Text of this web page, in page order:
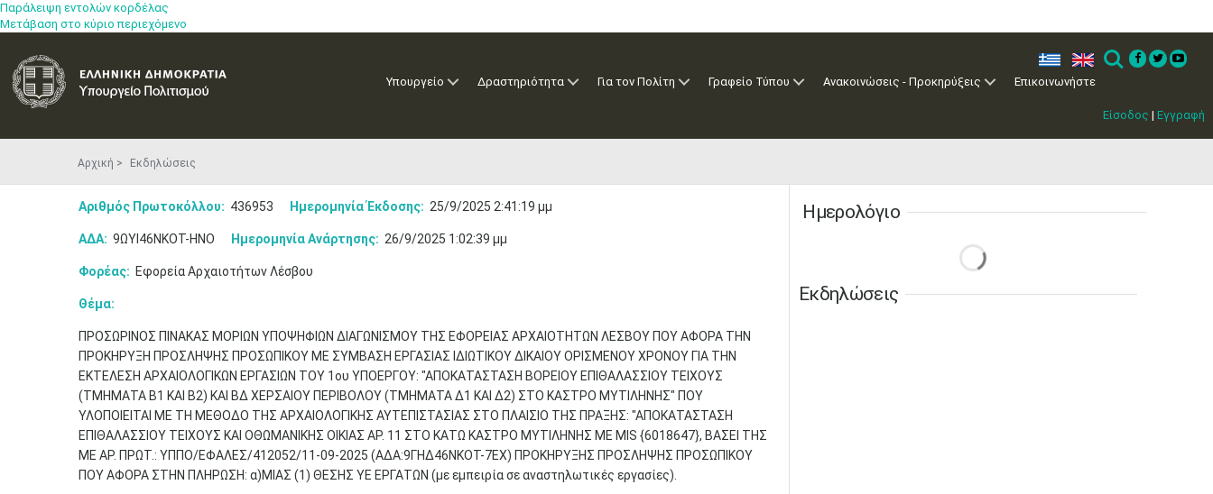
Παράλειψη εντολών κορδέλας
Μετάβαση στο κύριο περιεχόμενο
Είσοδος | Εγγραφή
Υπουργείο Δραστηριότητα Για τον Πολίτη Γραφείο Τύπου Ανακοινώσεις - Προκηρύξεις Επικοινωνήστε
ελ en Search
Αρχική Εκδηλώσεις
Αριθμός Πρωτοκόλλου: 436953 Ημερομηνία Έκδοσης: 25/9/2025 2:41:19 μμ
ΑΔΑ: 9ΩΥΙ46ΝΚΟΤ-ΗΝΟ Ημερομηνία Ανάρτησης: 26/9/2025 1:02:39 μμ
Φορέας: Εφορεία Αρχαιοτήτων Λέσβου
Θέμα:
ΠΡΟΣΩΡΙΝΟΣ ΠΙΝΑΚΑΣ ΜΟΡΙΩΝ ΥΠΟΨΗΦΙΩΝ ΔΙΑΓΩΝΙΣΜΟΥ ΤΗΣ ΕΦΟΡΕΙΑΣ ΑΡΧΑΙΟΤΗΤΩΝ ΛΕΣΒΟΥ ΠΟΥ ΑΦΟΡΑ ΤΗΝ
ΠΡΟΚΗΡΥΞΗ ΠΡΟΣΛΗΨΗΣ ΠΡΟΣΩΠΙΚΟΥ ΜΕ ΣΥΜΒΑΣΗ ΕΡΓΑΣΙΑΣ ΙΔΙΩΤΙΚΟΥ ΔΙΚΑΙΟΥ ΟΡΙΣΜΕΝΟΥ ΧΡΟΝΟΥ ΓΙΑ ΤΗΝ
ΕΚΤΕΛΕΣΗ ΑΡΧΑΙΟΛΟΓΙΚΩΝ ΕΡΓΑΣΙΩΝ ΤΟΥ 1ου ΥΠΟΕΡΓΟΥ: "ΑΠΟΚΑΤΑΣΤΑΣΗ ΒΟΡΕΙΟΥ ΕΠΙΘΑΛΑΣΣΙΟΥ ΤΕΙΧΟΥΣ
(ΤΜΗΜΑΤΑ Β1 ΚΑΙ Β2) ΚΑΙ ΒΔ ΧΕΡΣΑΙΟΥ ΠΕΡΙΒΟΛΟΥ (ΤΜΗΜΑΤΑ Δ1 ΚΑΙ Δ2) ΣΤΟ ΚΑΣΤΡΟ ΜΥΤΙΛΗΝΗΣ" ΠΟΥ
ΥΛΟΠΟΙΕΙΤΑΙ ΜΕ ΤΗ ΜΕΘΟΔΟ ΤΗΣ ΑΡΧΑΙΟΛΟΓΙΚΗΣ ΑΥΤΕΠΙΣΤΑΣΙΑΣ ΣΤΟ ΠΛΑΙΣΙΟ ΤΗΣ ΠΡΑΞΗΣ: "ΑΠΟΚΑΤΑΣΤΑΣΗ
ΕΠΙΘΑΛΑΣΣΙΟΥ ΤΕΙΧΟΥΣ KAI OΘΩΜΑΝΙΚΗΣ ΟΙΚΙΑΣ ΑΡ. 11 ΣΤΟ ΚΑΤΩ ΚΑΣΤΡΟ ΜΥΤΙΛΗΝΗΣ ΜΕ ΜΙS {6018647}, ΒΑΣΕΙ ΤΗΣ
ΜΕ ΑΡ. ΠΡΩΤ.: ΥΠΠΟ/ΕΦΑΛΕΣ/412052/11-09-2025 (ΑΔΑ:9ΓΗΔ46ΝΚΟΤ-7ΕΧ) ΠΡΟΚΗΡΥΞΗΣ ΠΡΟΣΛΗΨΗΣ ΠΡΟΣΩΠΙΚΟΥ
ΠΟΥ ΑΦΟΡΑ ΣΤΗΝ ΠΛΗΡΩΣΗ: α)ΜΙΑΣ (1) ΘΕΣΗΣ ΥΕ ΕΡΓΑΤΩΝ (με εμπειρία σε αναστηλωτικές εργασίες).
Ημερολόγιο
Εκδηλώσεις